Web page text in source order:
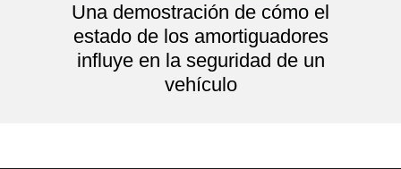
Una demostración de cómo el
estado de los amortiguadores
influye en la seguridad de un
vehículo